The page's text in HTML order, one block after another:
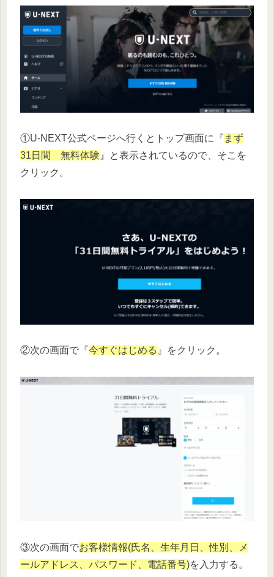
①U-NEXT公式ページへ行くとトップ画面に『 まず
31日間 無料体験』と表示されているので、そこを
クリック。
②次の画面で『 今すぐはじめる 』をクリック。
③次の画面でお客様情報(氏名、生年月日、性別、メ
ールアドレス、パスワード、電話番号)を入力する。